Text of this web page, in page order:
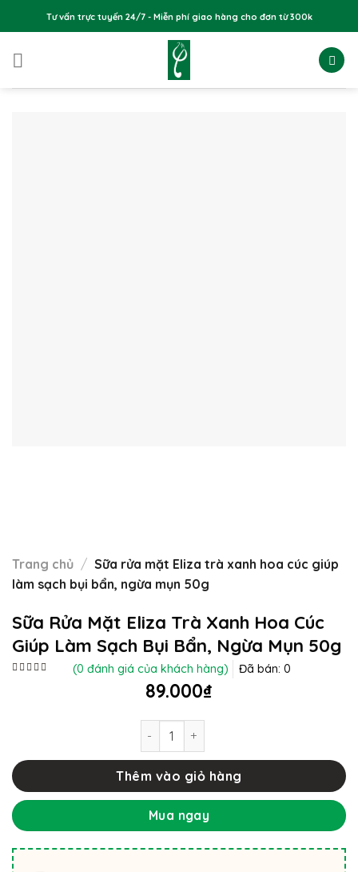
to
Tư vấn trực tuyến 24/7 - Miễn phí giao hàng cho đơn từ 300k
Trang chủ / Sữa rửa mặt Eliza trà xanh hoa cúc giúp
làm sạch bụi bẩn, ngừa mụn 50g
Sữa Rửa Mặt Eliza Trà Xanh Hoa Cúc
Giúp Làm Sạch Bụi Bẩn, Ngừa Mụn 50g
(0 đánh giá của khách hàng) Đã bán: 0
89.000₫
Sữa rửa mặt Eliza trà xanh hoa cúc
Thêm vào giỏ hàng
Mua ngay